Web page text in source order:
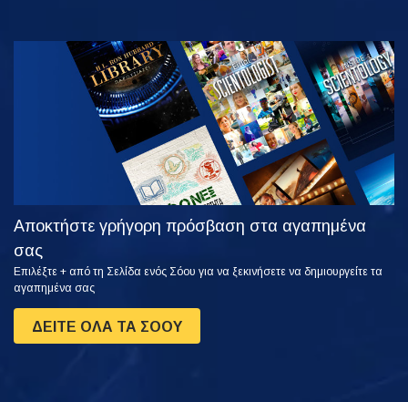
ΠΑΡΑΚΟΛΟΥΘΗΣΤΕ
ΕΞΕΡΕΥΝΗΣΤΕ
ΤΗ ΣΕΙΡΑ
Αποκτήστε γρήγορη πρόσβαση στα αγαπημένα
σας
Επιλέξτε + από τη Σελίδα ενός Σόου για να ξεκινήσετε να δημιουργείτε τα
αγαπημένα σας
ΔΕΙΤΕ ΟΛΑ ΤΑ ΣΟΟΥ